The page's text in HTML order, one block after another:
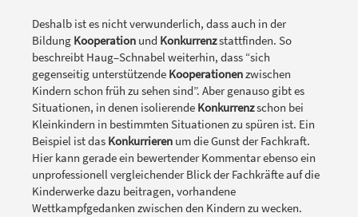
Deshalb ist es nicht verwunderlich, dass auch in der
Bildung Kooperation und Konkurrenzstattfinden. So
beschreibt Haug–Schnabel weiterhin, dass “sich
gegenseitig unterstützende Kooperationenzwischen
Kindern schon früh zu sehen sind”. Aber genauso gibt es
Situationen, in denen isolierende Konkurrenzschon bei
Kleinkindern in bestimmten Situationen zu spüren ist. Ein
Beispiel ist das Konkurrieren um die Gunst der Fachkraft.
Hier kann gerade ein bewertender Kommentar ebenso ein
unprofessionell vergleichender Blick der Fachkräfte auf die
Kinderwerke dazu beitragen, vorhandene
Wettkampfgedanken zwischen den Kindern zu wecken.